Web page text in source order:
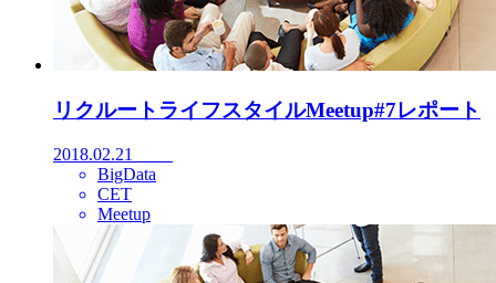
リクルートライフスタイルMeetup#7レポート
2018.02.21
BigData
CET
Meetup